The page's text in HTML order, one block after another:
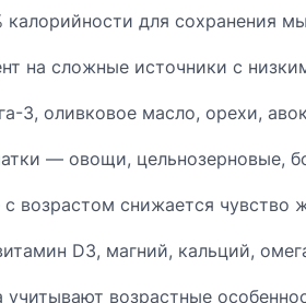
для сохранения
на сложные источники с
3, оливковое масло, орехи,
— овощи, цельнозерновые,
возрастом снижается чувство
D3, магний, кальций,
возрастные